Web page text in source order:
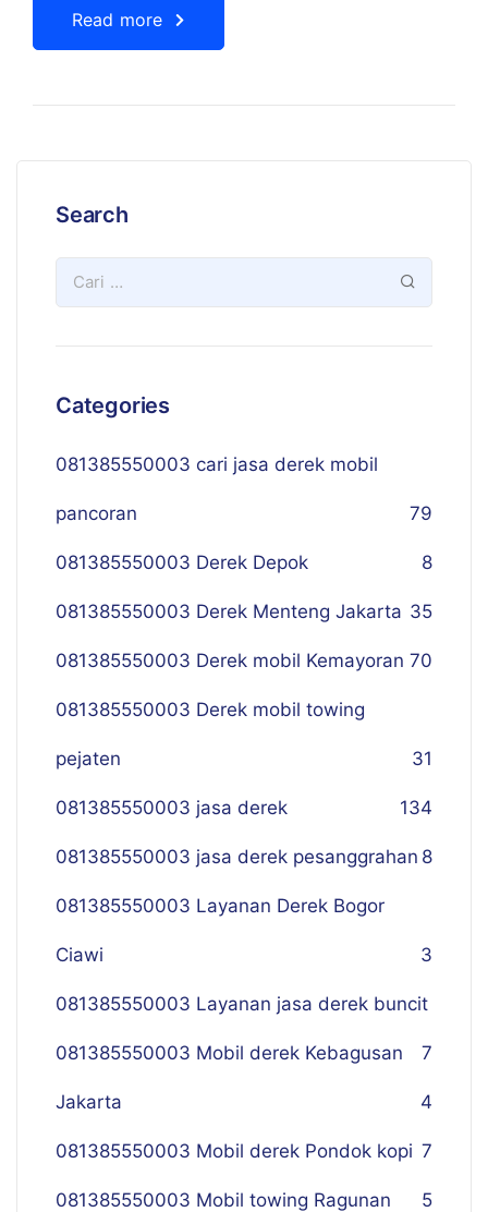
Read more
Search
Categories
081385550003 cari jasa derek mobil
pancoran 79
081385550003 Derek Depok 8
081385550003 Derek Menteng Jakarta 35
081385550003 Derek mobil Kemayoran 70
081385550003 Derek mobil towing
pejaten 31
081385550003 jasa derek 134
081385550003 jasa derek pesanggrahan 8
081385550003 Layanan Derek Bogor
Ciawi 3
081385550003 Layanan jasa derek buncit
7
081385550003 Mobil derek Kebagusan
Jakarta 4
081385550003 Mobil derek Pondok kopi 7
081385550003 Mobil towing Ragunan 5